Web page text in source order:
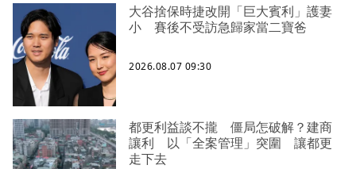
大谷捨保時捷改開「巨大賓利」護妻
小 賽後不受訪急歸家當二寶爸
2026.08.07 09:30
都更利益談不攏 僵局怎破解？建商
讓利 以「全案管理」突圍 讓都更
走下去